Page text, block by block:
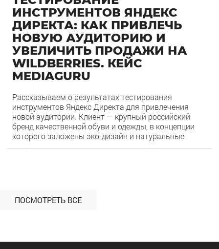
ИНСТРУМЕНТОВ ЯНДЕКС
ДИРЕКТА: КАК ПРИВЛЕЧЬ
НОВУЮ АУДИТОРИЮ И
УВЕЛИЧИТЬ ПРОДАЖИ НА
WILDBERRIES. КЕЙС
MEDIAGURU
Рассказываем о результатах тестирования
инструментов Яндекс Директа для привлечения
новой аудитории. Клиент — крупный российский
бренд качественной обуви и одежды, в концепции
которого заложены эко-дизайн и натуральные
ПОСМОТРЕТЬ ВСЕ